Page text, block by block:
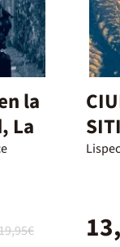
la
La